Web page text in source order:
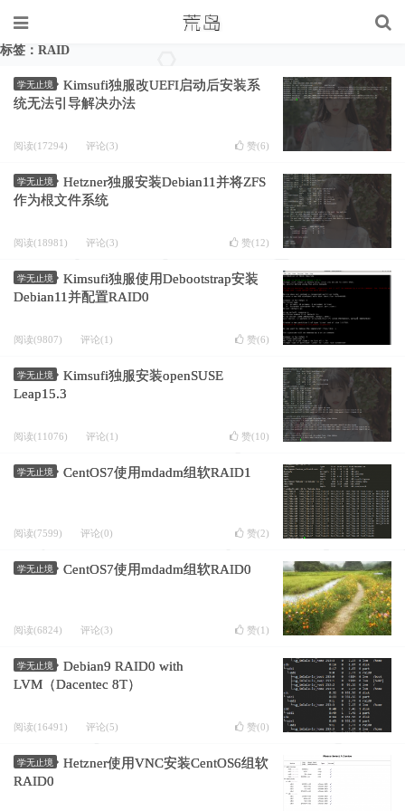
标签：RAID
学无止境
Kimsufi独服改UEFI启动后安装系
统无法引导解决办法
阅读(17294) 评论(3) 赞(6)
学无止境
Hetzner独服安装Debian11并将ZFS
作为根文件系统
阅读(18981) 评论(3) 赞(12)
学无止境
Kimsufi独服使用Debootstrap安装
Debian11并配置RAID0
阅读(9807) 评论(1) 赞(6)
学无止境
Kimsufi独服安装openSUSE
Leap15.3
阅读(11076) 评论(1) 赞(10)
学无止境 CentOS7使用mdadm组软RAID1
阅读(7599) 评论(0) 赞(2)
学无止境 CentOS7使用mdadm组软RAID0
阅读(6824) 评论(3) 赞(1 )
学无止境
Debian9 RAID0 with
LVM（Dacentec 8T）
阅读(16491) 评论(5) 赞(0)
学无止境
Hetzner使用VNC安装CentOS6组软
RAID0